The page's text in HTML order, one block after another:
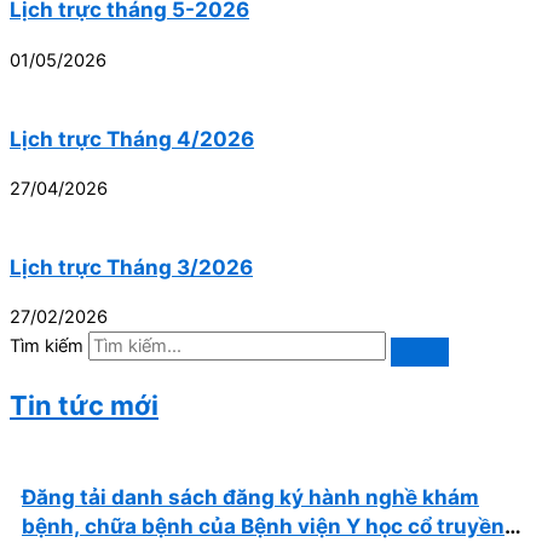
Lịch trực tháng 5-2026
01/05/2026
Lịch trực Tháng 4/2026
27/04/2026
Lịch trực Tháng 3/2026
27/02/2026
Tìm kiếm
Tin tức mới
Đăng tải danh sách đăng ký hành nghề khám
bệnh, chữa bệnh của Bệnh viện Y học cổ truyền